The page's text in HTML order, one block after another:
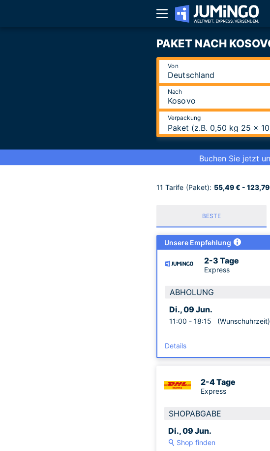
PAKET NACH
Von
Nach
Verpackung
Paket (z.B. 0,50 kg 25 x
Buchen Sie jetzt
11 Tarife (Paket): 55,49 € -
BESTE
Unsere Empfehlung
2-3 Tage
Express
ABHOLUNG
Di., 09 Jun.
11:00 - 18:15 (Wunschuhrzeit)
Details
2-4 Tage
Express
SHOPABGABE
Di., 09 Jun.
Shop finden